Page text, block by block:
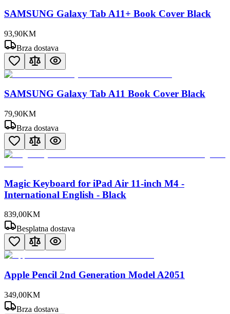
SAMSUNG Galaxy Tab A11+ Book Cover Black
93,90KM
Brza dostava
SAMSUNG Galaxy Tab A11 Book Cover Black
79,90KM
Brza dostava
Magic Keyboard for iPad Air 11-inch M4 -
International English - Black
839,00KM
Besplatna dostava
Apple Pencil 2nd Generation Model A2051
349,00KM
Brza dostava